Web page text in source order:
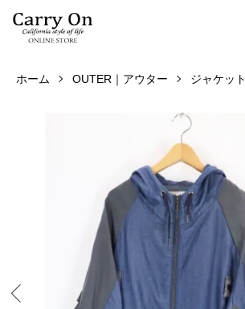
ホーム OUTER｜アウター ジャケッ